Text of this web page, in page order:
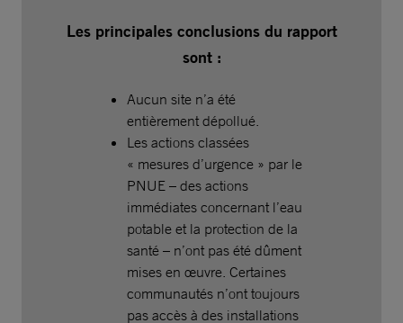
Les principales conclusions du rapport
sont :
Aucun site n’a été
entièrement dépollué.
Les actions classées
« mesures d’urgence » par le
PNUE – des actions
immédiates concernant l’eau
potable et la protection de la
santé – n’ont pas été dûment
mises en œuvre. Certaines
communautés n’ont toujours
pas accès à des installations